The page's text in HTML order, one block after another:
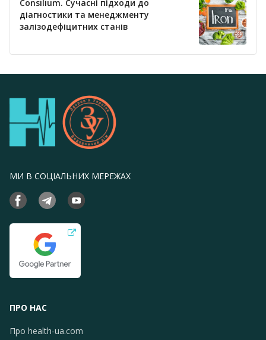
Consilium. Сучасні підходи до
діагностики та менеджменту
залізодефіцитних станів
МИ В СОЦІАЛЬНИХ МЕРЕЖАХ
ПРО НАС
Про health-ua.com